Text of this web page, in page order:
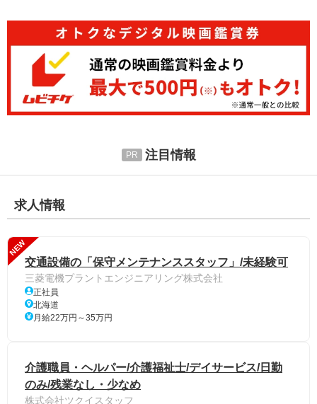
注目情報
求人情報
NEW
交通設備の「保守メンテナンススタッフ」/未経験可
三菱電機プラントエンジニアリング株式会社
正社員
北海道
月給22万円～35万円
介護職員・ヘルパー/介護福祉士/デイサービス/日勤
のみ/残業なし・少なめ
株式会社ツクイスタッフ